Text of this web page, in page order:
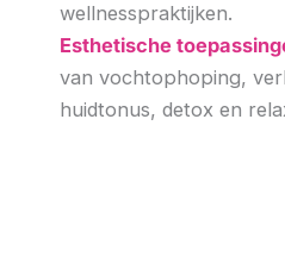
wellnesspraktijken.
Esthetische
van vochtophoping,
huidtonus, detox en